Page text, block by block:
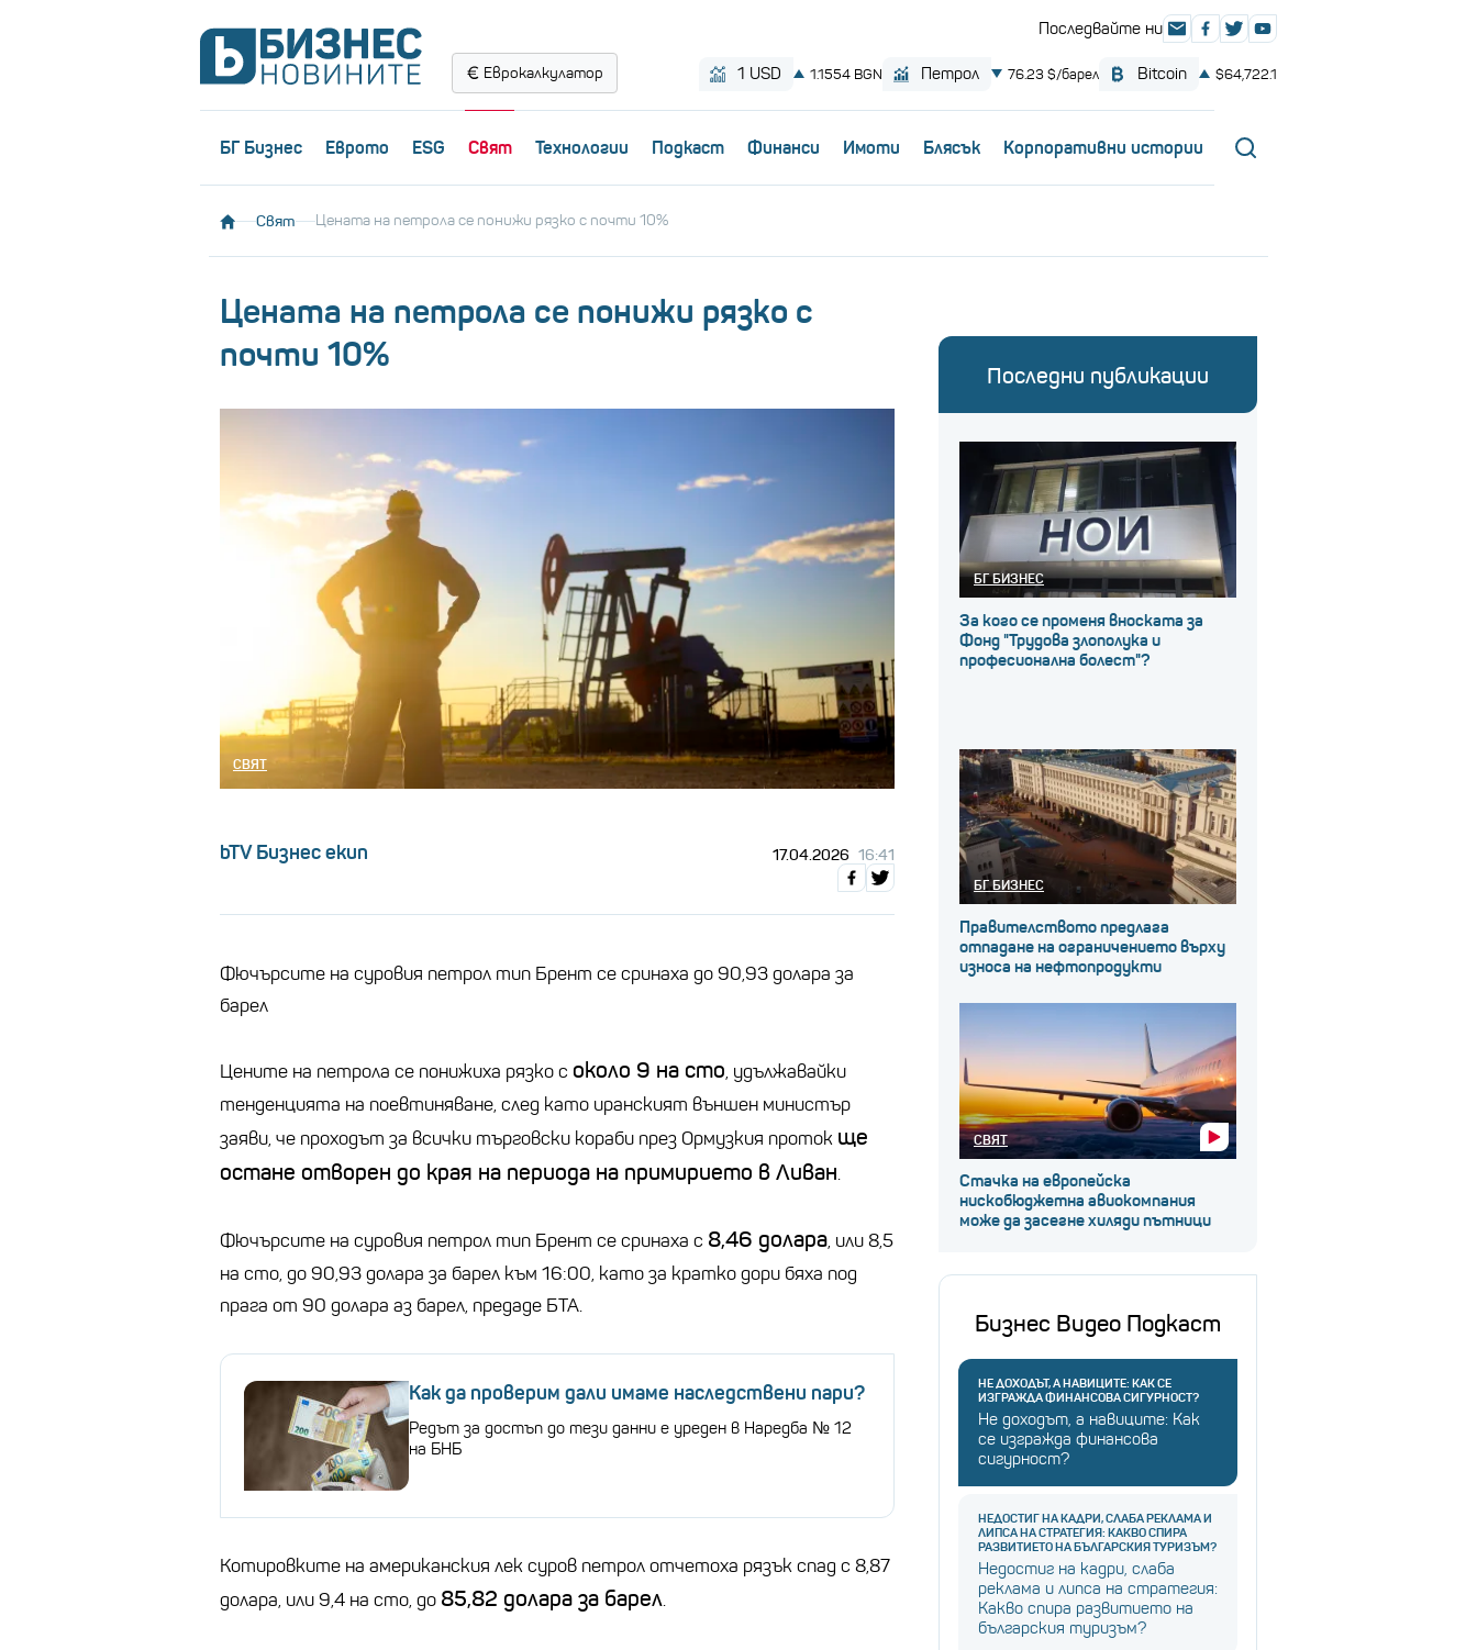
Еврокалкулатор
БГ Бизнес Еврото ESG Свят Технологии Пoдкаст Финанси Имоти Блясък Корпоративни истории
Свят Цената на петрола се понижи рязко с почти 10%
Цената на петрола се понижи рязко с
почти 10%
СВЯТ
bTV Бизнес екип 17.04.2026 16:41
Фючърсите на суровия петрол тип Брент се сринаха до 90,93 долара за
барел
Цените на петрола се понижиха рязко с около 9 на сто, удължавайки
тенденцията на поевтиняване, след като иранският външен министър
заяви, че проходът за всички търговски кораби през Ормузкия проток ще
остане отворен до края на периода на примирието в Ливан.
Фючърсите на суровия петрол тип Брент се сринаха с 8,46 долара, или 8,5
на сто, до 90,93 долара за барел към 16:00, като за кратко дори бяха под
прага от 90 долара аз барел, предаде БТА.
Как да проверим дали имаме наследствени пари?
Редът за достъп до тези данни е уреден в Наредба № 12
на БНБ
Котировките на американския лек суров петрол отчетоха рязък спад с 8,87
долара, или 9,4 на сто, до 85,82 долара за барел.
Последни публикации
БГ БИЗНЕС
За кого се променя вноската за
Фонд "Трудова злополука и
професионална болест"?
БГ БИЗНЕС
Правителството предлага
отпадане на ограничението върху
износа на нефтопродукти
СВЯТ
Стачка на европейска
нискобюджетна авиокомпания
може да засегне хиляди пътници
Бизнес Видео Подкаст
НЕ ДОХОДЪТ, А НАВИЦИТЕ: КАК СЕ
ИЗГРАЖДА ФИНАНСОВА СИГУРНОСТ?
Не доходът, а навиците: Как
се изгражда финансова
сигурност?
НЕДОСТИГ НА КАДРИ, СЛАБА РЕКЛАМА И
ЛИПСА НА СТРАТЕГИЯ: КАКВО СПИРА
РАЗВИТИЕТО НА БЪЛГАРСКИЯ ТУРИЗЪМ?
Недостиг на кадри, слаба
реклама и липса на стратегия:
Какво спира развитието на
българския туризъм?